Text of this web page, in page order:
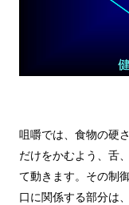
咀嚼では、食物の硬
だけをかむよう、舌
て動きます。その制
口に関係する部分は